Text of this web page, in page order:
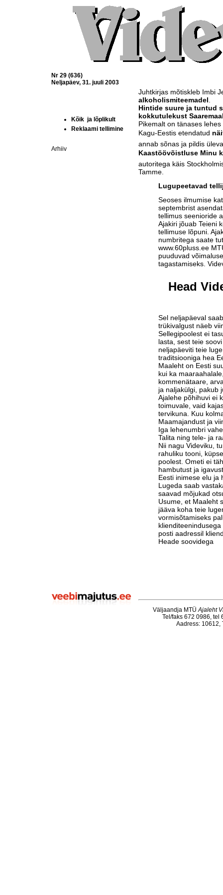
Nr 29 (636)
Neljapäev, 31. juuli 2003
Kõik  ja lõplikult
Reklaami tellimine
Arhiiv
Juhtkirjas mõtiskleb Imbi
alkoholismiteemadel
Hintide suure ja tuntud
kokkutulekust
Pikemalt on tänases
Kagu-Eestis etendatud
annab sõnas ja pildis
Kaastöövõistluse Minu
autoritega käis
Tamme.
Lugupeetavad
Seoses ilmumise
septembrist
tellimus seenioride
Ajakiri jõuab Teieni
tellimuse lõpuni.
numbritega saate
www.60pluss.ee
puuduvad
tagastamiseks.
Head
Sel neljapäeval
trükivalgust näeb
Sellegipoolest ei
lasta, sest teie
neljapäeviti teie
traditsiooniga hea
Maaleht on Eesti
kui ka
kommenätaare,
ja naljakülgi, pakub
Ajalehe põhihuvi ei
toimuvale, vaid
tervikuna. Kuu
Maamajandust ja
Iga lehenumbri
Talita ning tele- ja
Nii nagu Videviku,
rahuliku tooni,
poolest. Ometi ei
hambutust ja
Eesti inimese elu ja
Lugeda saab
saavad mõjukad
Usume, et Maaleht
jääva koha teie
vormisõtamiseks
posti aadressil
Heade soovidega
Väljaandja MTÜAjaleht
Tel/faks 672 0986, tel
Aadress: 10612,